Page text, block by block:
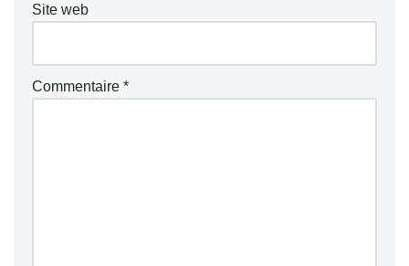
Site web
Commentaire *